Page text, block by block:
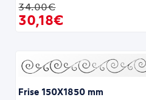
34.00€
30,18€
Frise 150X1850 mm